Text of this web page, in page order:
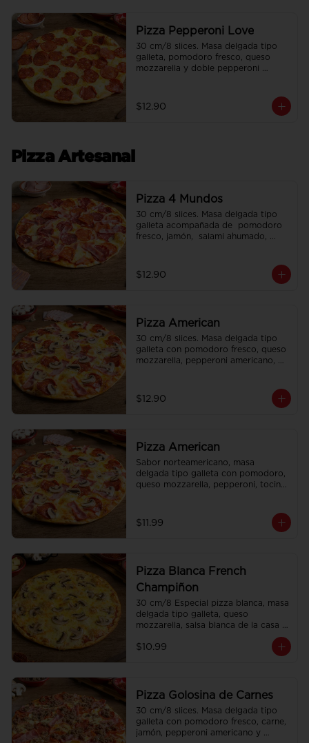
Pizza Pepperoni Love
30 cm/8 slices. Masa delgada tipo
galleta, pomodoro fresco, queso
mozzarella y doble pepperoni
$12.90
Pizza Artesanal
Pizza 4 Mundos
30 cm/8 slices. Masa delgada tipo
galleta acompañada de  pomodoro
fresco, jamón,  salami ahumado,
$12.90
Pizza American
30 cm/8 slices. Masa delgada tipo
galleta con pomodoro fresco, queso
mozzarella, pepperoni americano,
$12.90
Pizza American
Sabor norteamericano, masa
delgada tipo galleta con pomodoro,
queso mozzarella, pepperoni, tocino
$11.99
Pizza Blanca French
Champiñon
30 cm/8 Especial pizza blanca, masa
delgada tipo galleta, queso
mozzarella, salsa blanca de la casa
$10.99
Pizza Golosina de Carnes
30 cm/8 slices. Masa delgada tipo
galleta con pomodoro fresco, carne,
jamón, pepperoni americano y